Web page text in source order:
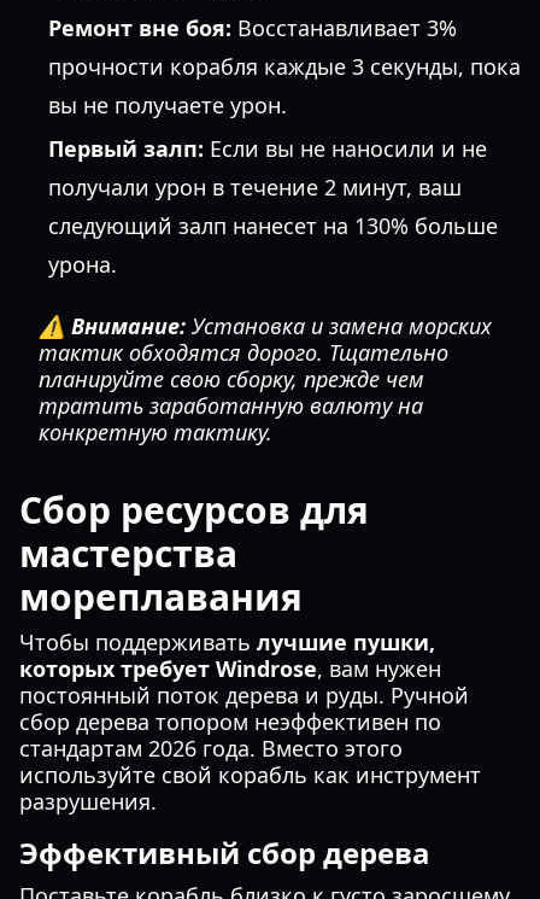
Ремонт вне боя: Восстанавливает 3%
прочности корабля каждые 3 секунды, пока
вы не получаете урон.
Первый залп: Если вы не наносили и не
получали урон в течение 2 минут, ваш
следующий залп нанесет на 130% больше
урона.
⚠️ Внимание: Установка и замена морских
тактик обходятся дорого. Тщательно
планируйте свою сборку, прежде чем
тратить заработанную валюту на
конкретную тактику.
Сбор ресурсов для
мастерства
мореплавания
Чтобы поддерживать лучшие пушки,
которых требует Windrose, вам нужен
постоянный поток дерева и руды. Ручной
сбор дерева топором неэффективен по
стандартам 2026 года. Вместо этого
используйте свой корабль как инструмент
разрушения.
Эффективный сбор дерева